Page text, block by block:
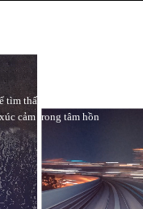
tìm thấy những mùi huơng làm
cảm trong tâm hồn